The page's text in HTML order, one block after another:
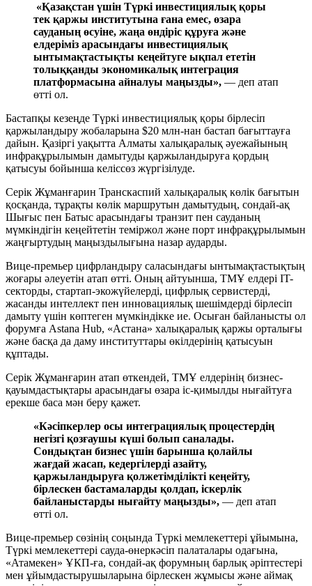
«Қазақстан үшін Түркі инвестициялық қоры
тек қаржы институтына ғана емес, өзара
сауданың өсуіне, жаңа өндіріс құруға және
елдеріміз арасындағы инвестициялық
ынтымақтастықты кеңейтуге ықпал ететін
толыққанды экономикалық интеграция
платформасына айналуы маңызды», — деп атап
өтті ол.
Бастапқы кезеңде Түркі инвестициялық қоры бірлесіп
қаржыландыру жобаларына $20 млн-нан бастап бағыттауға
дайын. Қазіргі уақытта Алматы халықаралық әуежайының
инфрақұрылымын дамытуды қаржыландыруға қордың
қатысуы бойынша келіссөз жүргізілуде.
Серік Жұманғарин Транскаспий халықаралық көлік бағытын
қосқанда, тұрақты көлік маршрутын дамытудың, сондай-ақ
Шығыс пен Батыс арасындағы транзит пен сауданың
мүмкіндігін кеңейтетін теміржол және порт инфрақұрылымын
жаңғыртудың маңыздылығына назар аударды.
Вице-премьер цифрландыру саласындағы ынтымақтастықтың
жоғары әлеуетін атап өтті. Оның айтуынша, ТМҰ елдері IT-
секторды, стартап-экожүйелерді, цифрлық сервистерді,
жасанды интеллект пен инновациялық шешімдерді бірлесіп
дамыту үшін көптеген мүмкіндікке ие. Осыған байланысты ол
форумға Astana Hub, «Астана» халықаралық қаржы орталығы
және басқа да даму институттары өкілдерінің қатысуын
құптады.
Серік Жұманғарин атап өткендей, ТМҰ елдерінің бизнес-
қауымдастықтары арасындағы өзара іс-қимылды нығайтуға
ерекше баса мән беру қажет.
«Кәсіпкерлер осы интеграциялық процестердің
негізгі қозғаушы күші болып саналады.
Сондықтан бизнес үшін барынша қолайлы
жағдай жасап, кедергілерді азайту,
қаржыландыруға қолжетімділікті кеңейту,
бірлескен бастамаларды қолдап, іскерлік
байланыстарды нығайту маңызды», — деп атап
өтті ол.
Вице-премьер сөзінің соңында Түркі мемлекеттері ұйымына,
Түркі мемлекеттері сауда-өнеркәсіп палаталары одағына,
«Атамекен» ҰКП-ға, сондай-ақ форумның барлық әріптестері
мен ұйымдастырушыларына бірлескен жұмысы және аймақ